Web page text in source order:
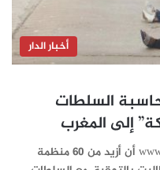
أخبار الدار
السلطات
إلى المغرب
الدار/ خاص كشفت صحيفة www.ctvnews.ca أن أزيد من 60 منظمة